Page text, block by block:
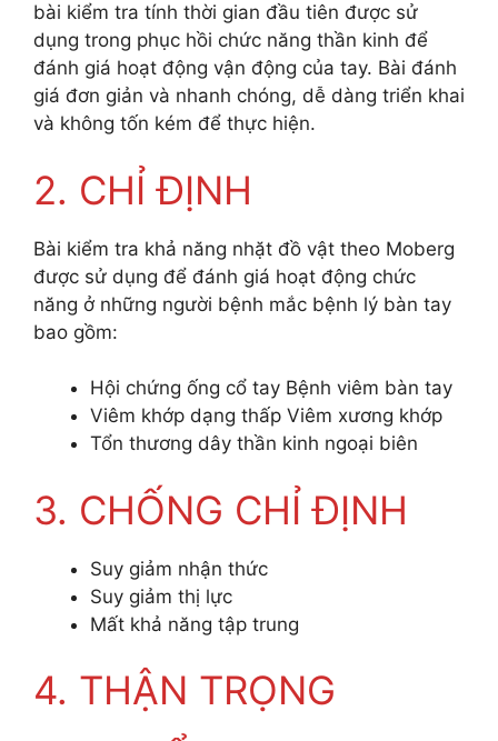
bài kiểm tra tính thời gian đầu tiên được sử
dụng trong phục hồi chức năng thần kinh để
đánh giá hoạt động vận động của tay. Bài đánh
giá đơn giản và nhanh chóng, dễ dàng triển khai
và không tốn kém để thực hiện.
2. CHỈ ĐỊNH
Bài kiểm tra khả năng nhặt đồ vật theo Moberg
được sử dụng để đánh giá hoạt động chức
năng ở những người bệnh mắc bệnh lý bàn tay
bao gồm:
Hội chứng ống cổ tay Bệnh viêm bàn tay
Viêm khớp dạng thấp Viêm xương khớp
Tổn thương dây thần kinh ngoại biên
3. CHỐNG CHỈ ĐỊNH
Suy giảm nhận thức
Suy giảm thị lực
Mất khả năng tập trung
4. THẬN TRỌNG